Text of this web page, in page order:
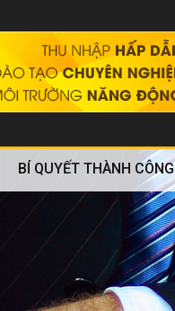
BÍ QUYẾT THÀNH CÔNG